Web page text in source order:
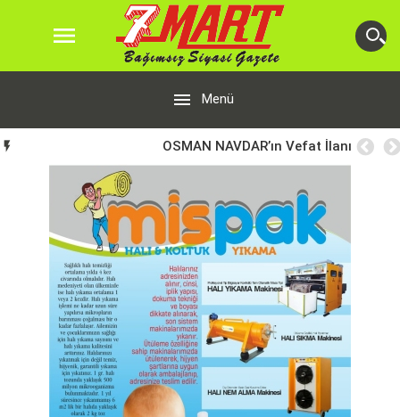

 Menü
 OSMAN NAVDAR’ın Vefat İlanı